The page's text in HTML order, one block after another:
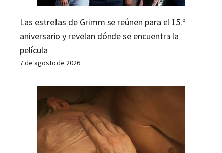
Las estrellas de Grimm se reúnen para el 15.º
aniversario y revelan dónde se encuentra la
película
7 de agosto de 2026